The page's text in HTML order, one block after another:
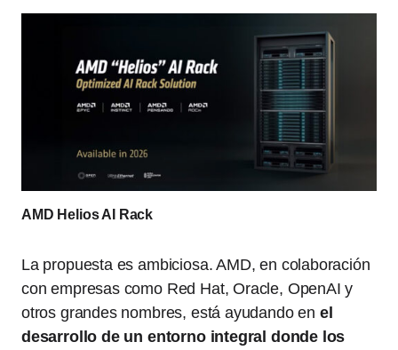
AMD Helios AI Rack
La propuesta es ambiciosa. AMD, en colaboración
con empresas como Red Hat, Oracle, OpenAI y
otros grandes nombres, está ayudando en el
desarrollo de un entorno integral donde los